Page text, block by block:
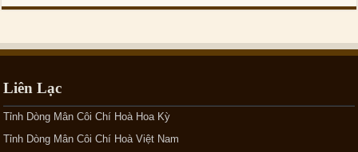
Liên Lạc
Tỉnh Dòng Mân Côi Chí Hoà Hoa Kỳ
Tỉnh Dòng Mân Côi Chí Hoà Việt Nam